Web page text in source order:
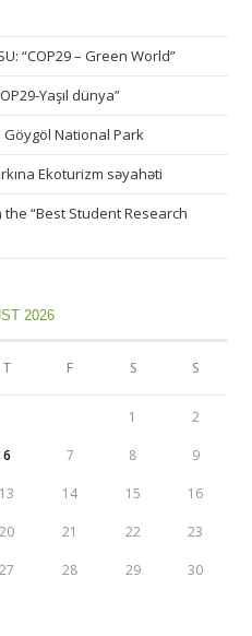
“COP29 – Green World”
Yaşıl dünya”
Göygöl National Park
Ekoturizm səyahəti
“Best Student Research
2026
T F S S
1 2
6 7 8 9
13 14 15 16
20 21 22 23
27 28 29 30